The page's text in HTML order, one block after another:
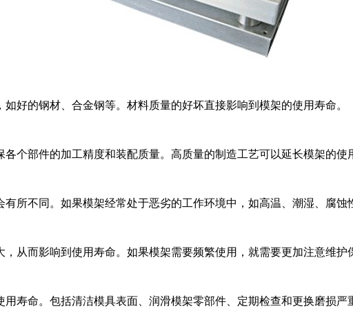
好的钢材、合金钢等。材料质量的好坏直接影响到模架的使用寿命。
个部件的加工精度和装配质量。高质量的制造工艺可以延长模架的使
所不同。如果模架经常处于恶劣的工作环境中，如高温、潮湿、腐蚀
从而影响到使用寿命。如果模架需要频繁使用，就需要更加注意维护
寿命。包括清洁模具表面、润滑模架零部件、定期检查和更换磨损严